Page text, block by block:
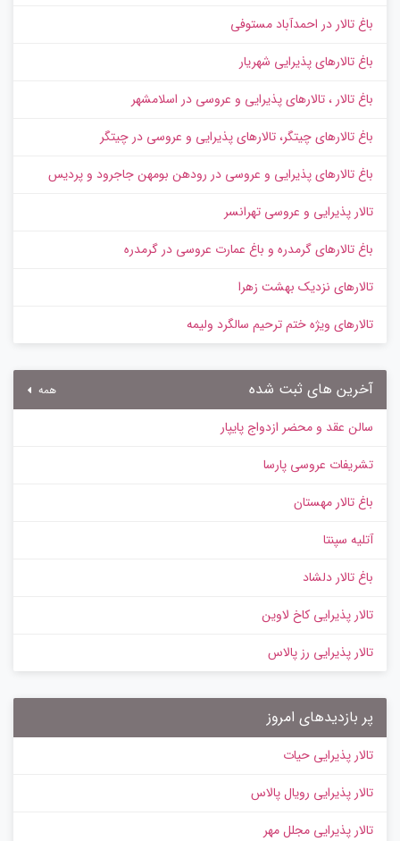
باغ تالار در احمدآباد مستوفی
باغ تالارهای پذیرایی شهریار
باغ تالار ، تالارهای پذیرایی و عروسی در اسلامشهر
باغ تالارهای چیتگر، تالارهای پذیرایی و عروسی در چیتگر
باغ تالارهای پذیرایی و عروسی در رودهن بومهن جاجرود و پردیس
تالار پذیرایی و عروسی تهرانسر
باغ تالارهای گرمدره و باغ عمارت عروسی در گرمدره
تالارهای نزدیک بهشت زهرا
تالارهای ویژه ختم ترحیم سالگرد ولیمه
آخرین های ثبت شده همه
سالن عقد و محضر ازدواج پایپار
تشریفات عروسی پارسا
باغ تالار مهستان
آتلیه سپنتا
باغ تالار دلشاد
تالار پذیرایی کاخ لاوین
تالار پذیرایی رز پالاس
پر بازدیدهای امروز
تالار پذیرایی حیات
تالار پذیرایی رویال پالاس
تالار پذیرایی مجلل مهر